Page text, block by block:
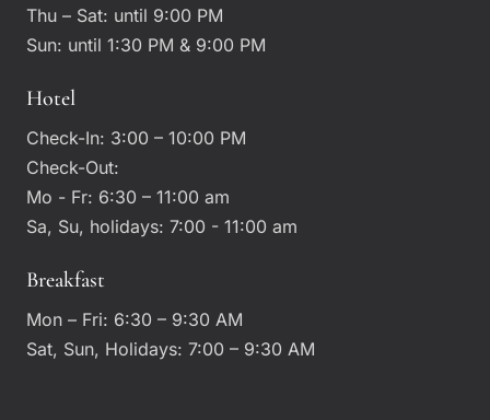
Thu – Sat: until 9:00 PM
Sun: until 1:30 PM & 9:00 PM
Hotel
Check-In: 3:00 – 10:00 PM
Check-Out:
Mo - Fr: 6:30 – 11:00 am
Sa, Su, holidays: 7:00 - 11:00 am
Breakfast
Mon – Fri: 6:30 – 9:30 AM
Sat, Sun, Holidays: 7:00 – 9:30 AM